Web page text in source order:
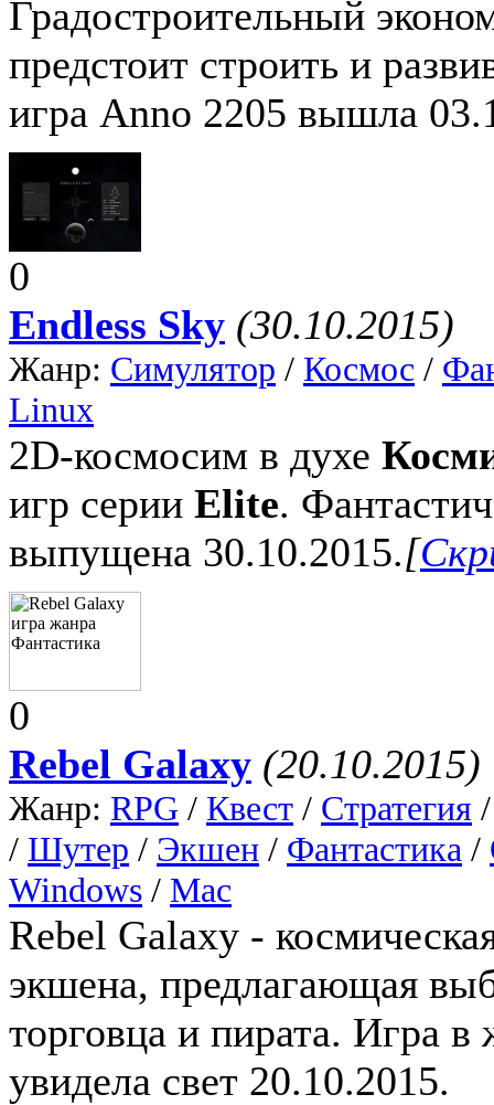
Градостроительный
предстоит строить и
игра Anno 2205 вышла
0
Endless Sky (30.10.2015)
Жанр: Симулятор / Космос /
Linux
2D-космосим в духе
игр серии Elite.
выпущена 30.10.2015.[
0
Rebel Galaxy (20.10.2015)
Жанр: RPG / Квест / Стратегия
/ Шутер / Экшен / Фантастика /
Windows / Mac
Rebel Galaxy -
экшена, предлагающая
торговца и пирата. Игра
увидела свет 20.10.2015.